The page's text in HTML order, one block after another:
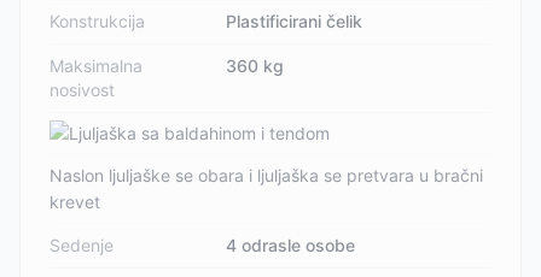
Konstrukcija Plastificirani čelik
Maksimalna
nosivost
360 kg
Naslon ljuljaške se obara i ljuljaška se pretvara u bračni
krevet
Sedenje 4 odrasle osobe